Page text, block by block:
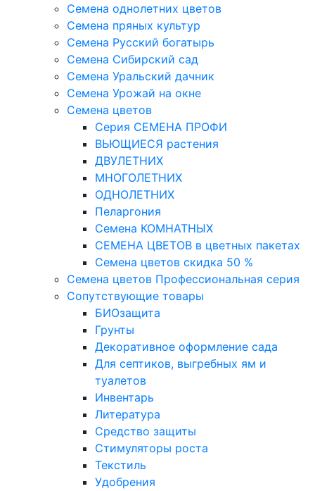
Семена однолетних цветов
Семена пряных культур
Семена Русский богатырь
Семена Сибирский сад
Семена Уральский дачник
Семена Урожай на окне
Семена цветов
Cерия CЕМЕНА ПРОФИ
ВЬЮЩИЕСЯ растения
ДВУЛЕТНИХ
МНОГОЛЕТНИХ
ОДНОЛЕТНИХ
Пеларгония
Семена КОМНАТНЫХ
СЕМЕНА ЦВЕТОВ в цветных пакетах
Семена цветов скидка 50 %
Семена цветов Профессиональная серия
Сопутствующие товары
БИОзащита
Грунты
Декоративное оформление сада
Для септиков, выгребных ям и
туалетов
Инвентарь
Литература
Средство защиты
Стимуляторы роста
Текстиль
Удобрения